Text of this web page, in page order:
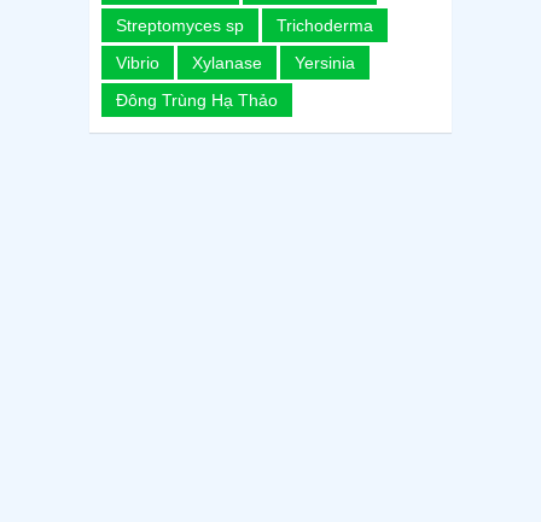
Streptomyces sp
Trichoderma
Vibrio
Xylanase
Yersinia
Đông Trùng Hạ Thảo